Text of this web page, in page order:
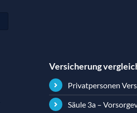
Versicherung
Privatpersonen
Säule 3a –